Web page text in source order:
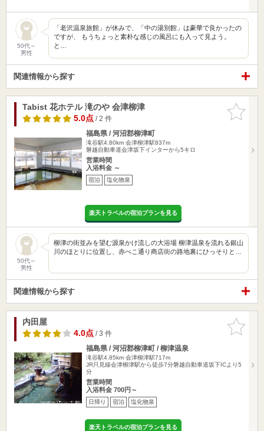
50代～
男性
「老沢温泉旅館」が休みで、「中の湯別館」は豪華で良かったの
ですが、 もうちょっと素朴な感じの風呂にも入って見よう。
と…
関連情報から探す
お気に入
りに追加
Tabist 花ホテル 滝のや 会津柳津
5.0点/ 2 件
福島県 / 河沼郡柳津町
滝谷駅4.80km 会津柳津駅837m
磐越自動車道会津坂下インターから5キロ
営業時間
入浴料金 ～
宿泊 塩化物泉
楽天トラベルの宿泊プランを見る
50代～
男性
柳津の街並みを望む源泉かけ流しの大浴場 柳津温泉を流れる銀山
川のほとりに位置し、赤べこ通り商店街の路地裏にひっそりと…
関連情報から探す
お気に入
りに追加
内田屋
4.0点/ 3 件
福島県 / 河沼郡柳津町 / 柳津温泉
滝谷駅4.85km 会津柳津駅717m
JR只見線会津柳津駅から徒歩7分磐越自動車道坂下ICより5
分
営業時間
入浴料金 700円～
日帰り 宿泊 塩化物泉
楽天トラベルの宿泊プランを見る